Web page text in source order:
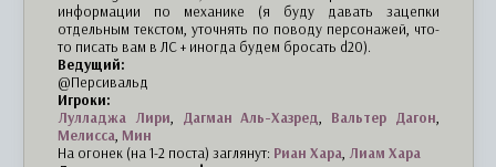
информации по механике (я буду давать зацепки
отдельным текстом, уточнять по поводу персонажей, что-
то писать вам в ЛС + иногда будем бросать d20).
Ведущий:
@Персивальд
Игроки:
Лулладжа Лири, Дагман Аль-Хазред, Вальтер Дагон,
Мелисса, Мин
На огонек (на 1-2 поста) заглянут: Риан Хара, Лиам Хара